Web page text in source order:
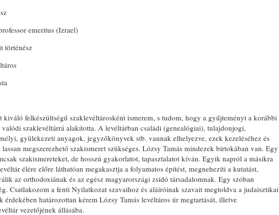
emeritus (Izrael)
történész
kiváló felkészültségű szaklevéltárosként ismerem, s tudom, hogy a gyűjteményt a korábbi
szaklevéltárrá alakította. A levéltárban családi (genealógiai), tulajdonjogi,
gyülekezeti anyagok, jegyzőkönyvek stb. vannak elhelyezve, ezek kezeléséhez és
megszerezhető szakismeret szükséges. Lózsy Tamás mindezek birtokában van. Egy
szakismereteket, de hosszú gyakorlatot, tapasztalatot kíván. Egyik napról a másikra
élére előre láthatóan megakasztja a folyamatos építést, megnehezíti a kutatást,
az orthodoxiának és az egész magyarországi zsidó társadalomnak. Egy szóban
Csatlakozom a fenti Nyilatkozat szavaihoz és aláíróinak szavait megtoldva a judaisztikai
érdekében határozottan kérem Lózsy Tamás levéltáros úr megtartását, illetve
vezetőjének állásába.